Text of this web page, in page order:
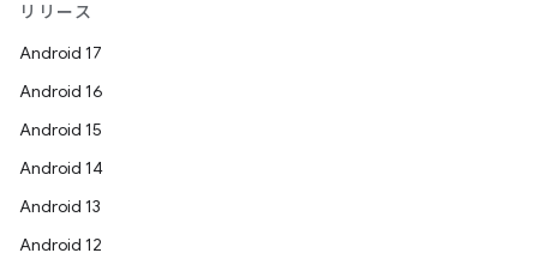
リリース
Android 17
Android 16
Android 15
Android 14
Android 13
Android 12